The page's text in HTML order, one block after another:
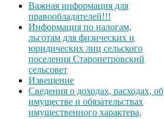
Важная информация для
правообладателей!!!
Информация по налогам,
льготам для физических и
юридических лиц сельского
поселения Старопетровский
сельсовет
Извещение
Сведения о доходах, расходах, об
имуществе и обязательствах
имущественного характера,